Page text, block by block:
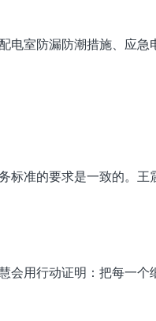
室防漏防潮措施、应
准的要求是一致的。
会用行动证明：把每一